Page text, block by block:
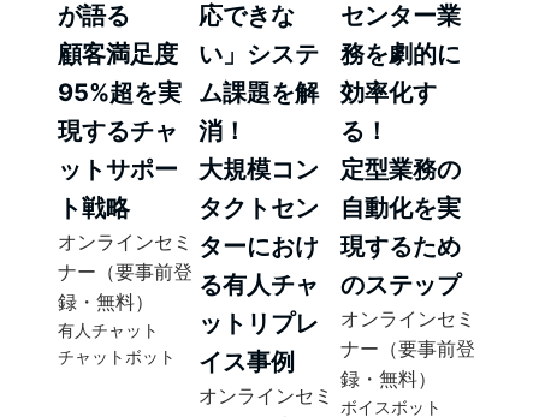
が語る
顧客満足度
95%超を実
現するチャ
ットサポー
ト戦略
オンラインセミ
ナー（要事前登
録・無料）
有人チャット
チャットボット
応できな
い」システ
ム課題を解
消！
大規模コン
タクトセン
ターにおけ
る有人チャ
ットリプレ
イス事例
オンラインセミ
センター業
務を劇的に
効率化す
る！
定型業務の
自動化を実
現するため
のステップ
オンラインセミ
ナー（要事前登
録・無料）
ボイスボット